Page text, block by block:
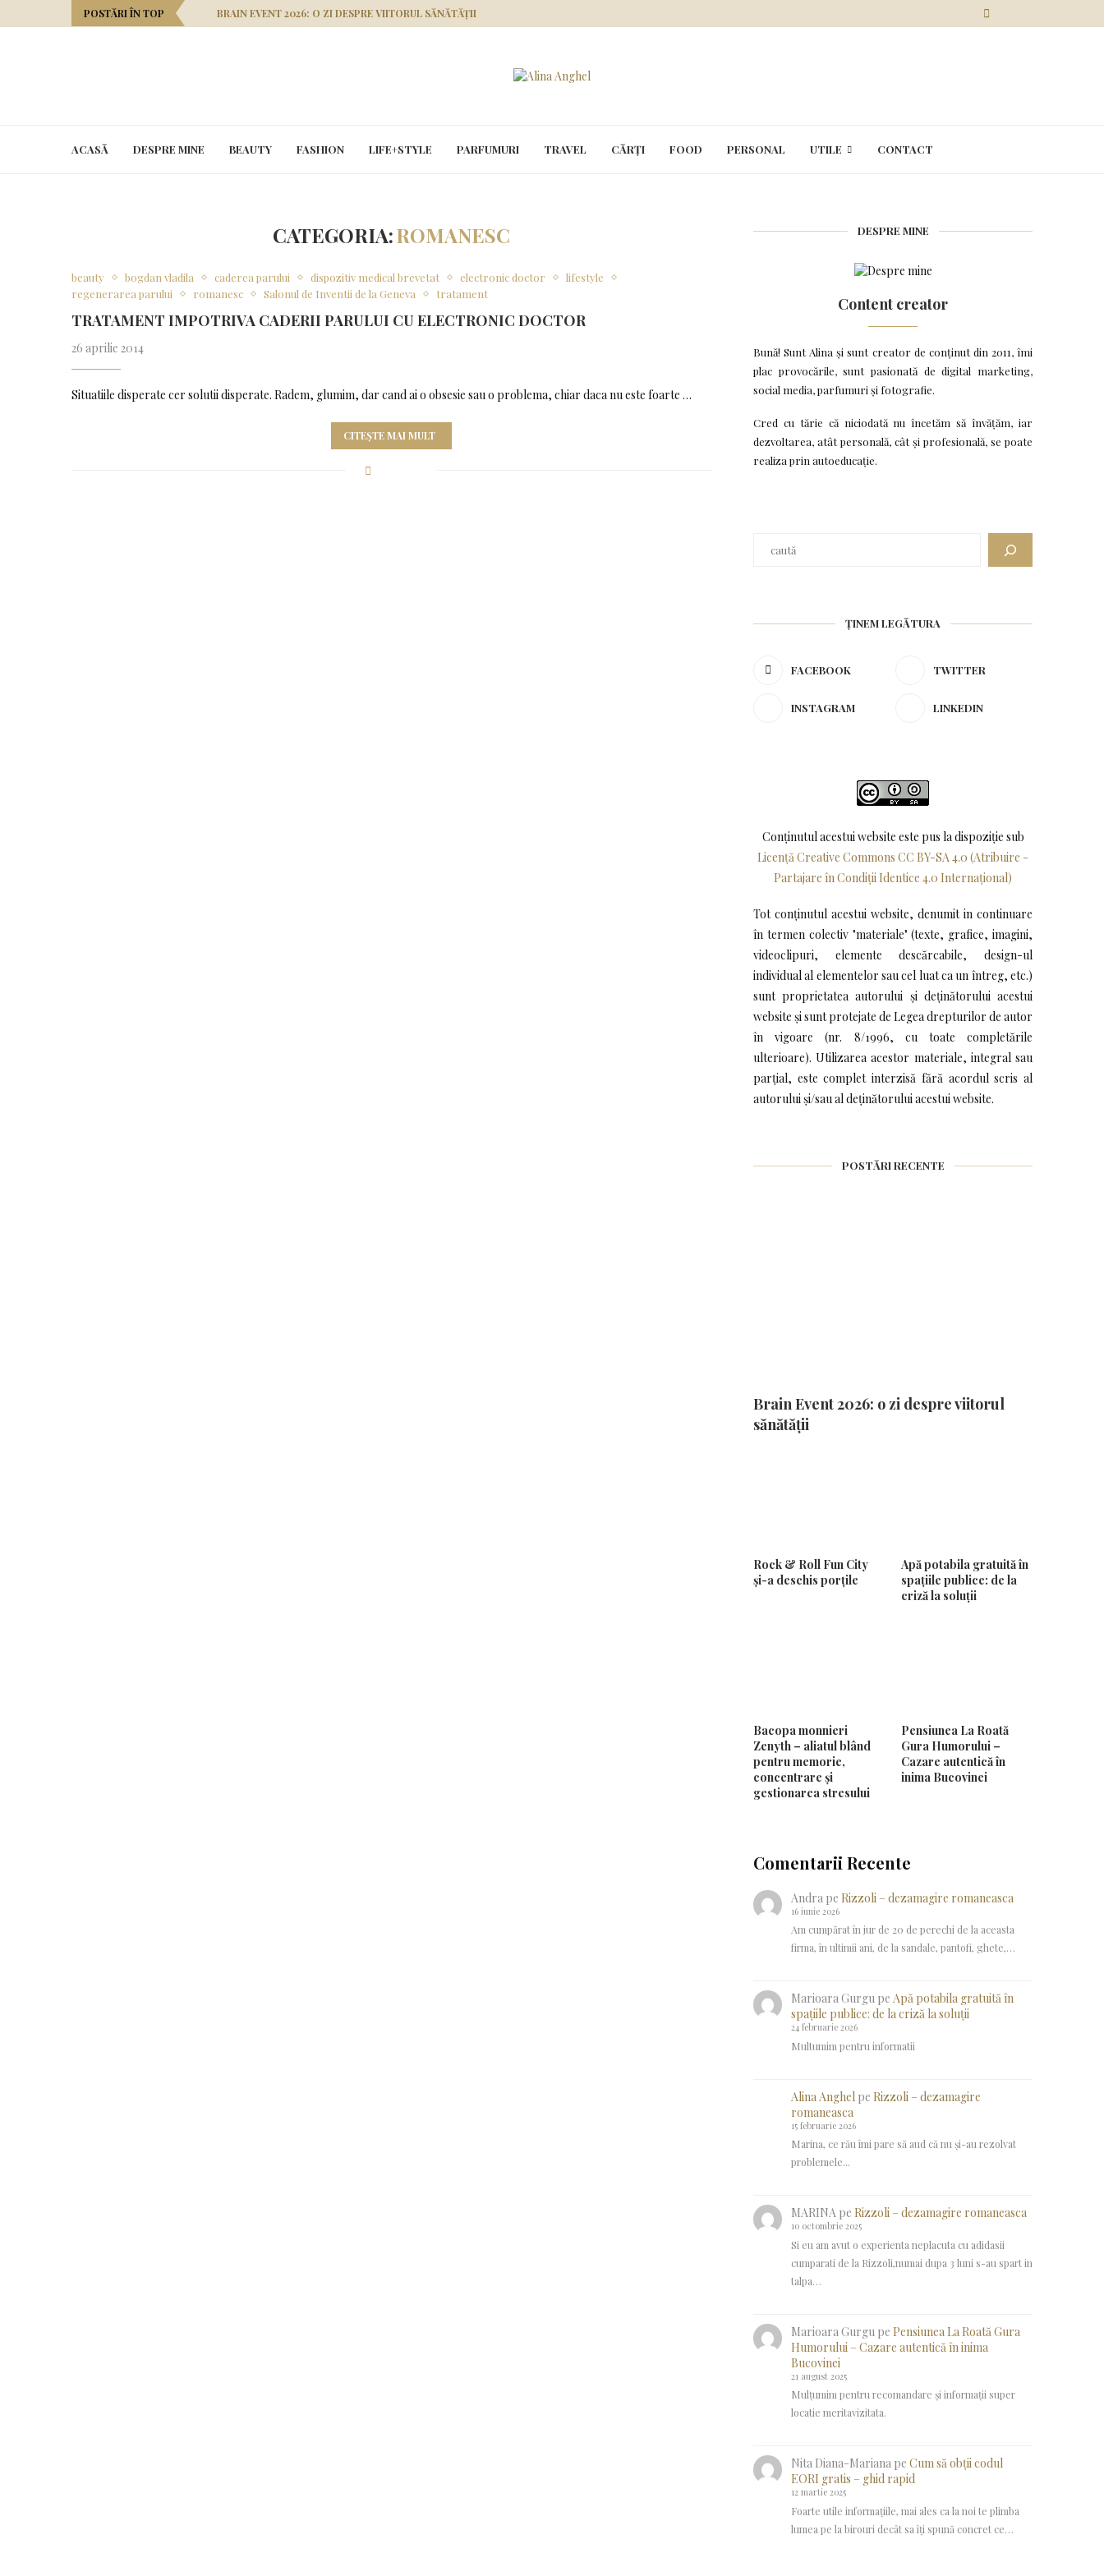
POSTĂRI ÎN TOP BRAIN EVENT 2026: O ZI DESPRE VIITORUL SĂNĂTĂȚII
ACASĂ DESPRE MINE BEAUTY FASHION LIFE+STYLE PARFUMURI TRAVEL CĂRȚI FOOD PERSONAL UTILE CONTACT
CATEGORIA:ROMANESC
beauty bogdan vladila caderea parului dispozitiv medical brevetat electronic doctor
lifestyle
regenerarea parului
romanesc Salonul de Inventii de la Geneva tratament
TRATAMENT IMPOTRIVA CADERII PARULUI CU ELECTRONIC DOCTOR
26 aprilie 2014
Situatiile disperate cer solutii disperate. Radem, glumim, dar cand ai o obsesie sau o problema, chiar daca nu este foarte …
CITEȘTE MAI MULT
DESPRE MINE
Content creator
Bună! Sunt Alina și sunt creator de conținut din 2011, îmi
plac provocările, sunt pasionată de digital marketing,
social media, parfumuri și fotografie.
Cred cu tărie că niciodată nu încetăm să învățăm, iar
dezvoltarea, atât personală, cât și profesională, se poate
realiza prin autoeducație.
ȚINEM LEGĂTURA
FACEBOOK TWITTER
INSTAGRAM LINKEDIN
Conținutul acestui website este pus la dispoziţie sub
Licență Creative Commons CC BY-SA 4.0 (Atribuire -
Partajare în Condiții Identice 4.0 Internațional)
Tot conținutul acestui website, denumit in continuare
în termen colectiv "materiale" (texte, grafice, imagini,
videoclipuri, elemente descărcabile, design-ul
individual al elementelor sau cel luat ca un întreg, etc.)
sunt proprietatea autorului și deținătorului acestui
website și sunt protejate de Legea drepturilor de autor
în vigoare (nr. 8/1996, cu toate completările
ulterioare). Utilizarea acestor materiale, integral sau
parțial, este complet interzisă fără acordul scris al
autorului și/sau al deținătorului acestui website.
POSTĂRI RECENTE
Brain Event 2026: o zi despre viitorul
sănătății
Rock & Roll Fun City
și-a deschis porțile
Apă potabila gratuită în
spațiile publice: de la
criză la soluții
Bacopa monnieri
Zenyth – aliatul blând
pentru memorie,
concentrare și
gestionarea stresului
Pensiunea La Roată
Gura Humorului –
Cazare autentică în
inima Bucovinei
Comentarii Recente
Andra pe Rizzoli – dezamagire romaneasca
16 iunie 2026
Am cumpărat în jur de 20 de perechi de la aceasta
firma, în ultimii ani, de la sandale, pantofi, ghete,…
Marioara Gurgupe Apă potabila gratuită în
spațiile publice: de la criză la soluții
24 februarie 2026
Multumim pentru informatii
Alina Anghelpe Rizzoli – dezamagire
romaneasca
15 februarie 2026
Marina, ce rău îmi pare să aud că nu și-au rezolvat
problemele...
MARINApe Rizzoli – dezamagire romaneasca
10 octombrie 2025
Si eu am avut o experienta neplacuta cu adidasii
cumparati de la Rizzoli,numai dupa 3 luni s-au spart in
talpa…
Marioara Gurgupe Pensiunea La Roată Gura
Humorului – Cazare autentică în inima
Bucovinei
21 august 2025
Mulțumim pentru recomandare și informații super
locatie meritavizitata.
Nita Diana-Marianape Cum să obții codul
EORI gratis – ghid rapid
12 martie 2025
Foarte utile informațiile, mai ales ca la noi te plimba
lumea pe la birouri decât sa îți spună concret ce…